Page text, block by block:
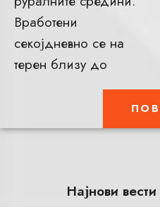
Вработени
секојдневно се на
терен близу до
Најнови